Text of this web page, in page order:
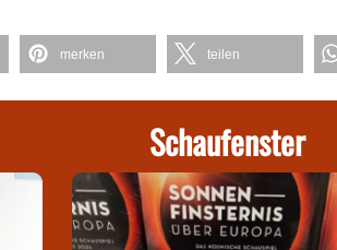
merken teilen
Schaufenster